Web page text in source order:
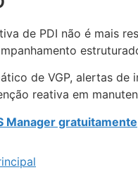
de PDI não é mais
de VGP, alertas
reativa em
Manager gratuitamente